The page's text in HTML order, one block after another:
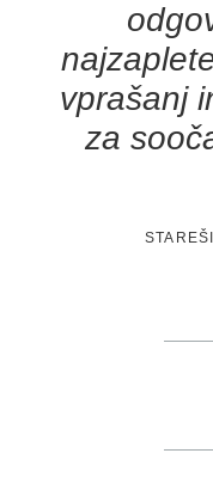
vprašanj
za